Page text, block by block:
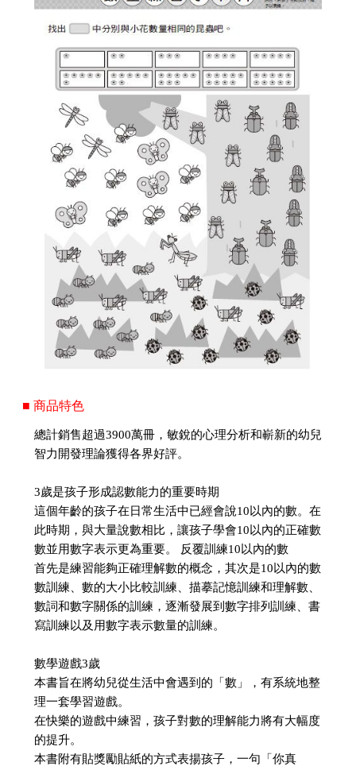
■ 商品特色
總計銷售超過3900萬冊，敏銳的心理分析和嶄新的幼兒
智力開發理論獲得各界好評。
3歲是孩子形成認數能力的重要時期
這個年齡的孩子在日常生活中已經會說10以內的數。在
此時期，與大量說數相比，讓孩子學會10以內的正確數
數並用數字表示更為重要。 反覆訓練10以內的數
首先是練習能夠正確理解數的概念，其次是10以內的數
數訓練、數的大小比較訓練、描摹記憶訓練和理解數、
數詞和數字關係的訓練，逐漸發展到數字排列訓練、書
寫訓練以及用數字表示數量的訓練。
數學遊戲3歲
本書旨在將幼兒從生活中會遇到的「數」，有系統地整
理一套學習遊戲。
在快樂的遊戲中練習，孩子對數的理解能力將有大幅度
的提升。
本書附有貼獎勵貼紙的方式表揚孩子，一句「你真